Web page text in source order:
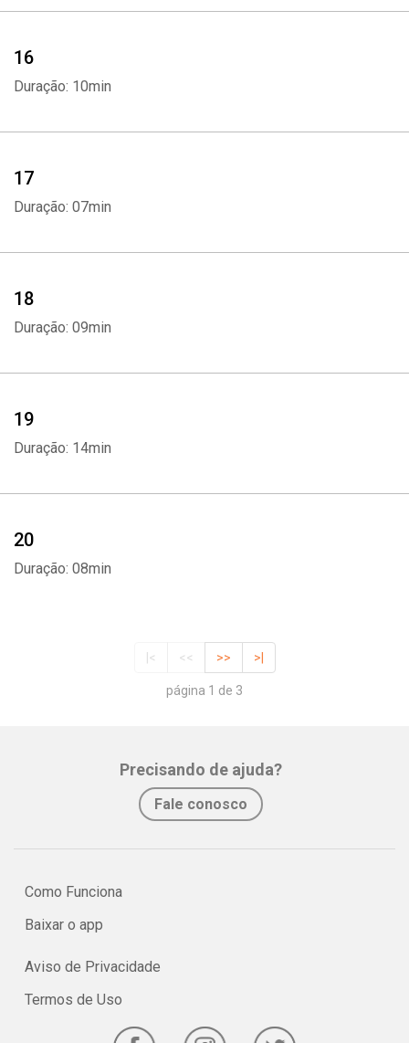
16
Duração: 10min
17
Duração: 07min
18
Duração: 09min
19
Duração: 14min
20
Duração: 08min
|< << >> >|
página 1 de 3
Precisando de ajuda?
Fale conosco
Como Funciona
Baixar o app
Aviso de Privacidade
Termos de Uso